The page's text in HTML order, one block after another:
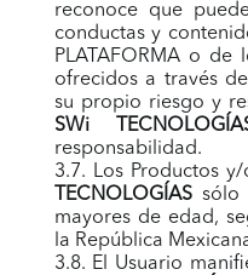
reconoce que
conductas y
PLATAFORMA o de
ofrecidos a través
su propio riesgo y
SWi
responsabilidad.
3.7. Los Productos
TECNOLOGÍASsólo
mayores de edad,
la República
3.8. El Usuario